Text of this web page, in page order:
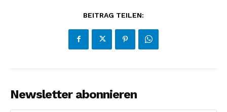
BEITRAG TEILEN:
Newsletter abonnieren